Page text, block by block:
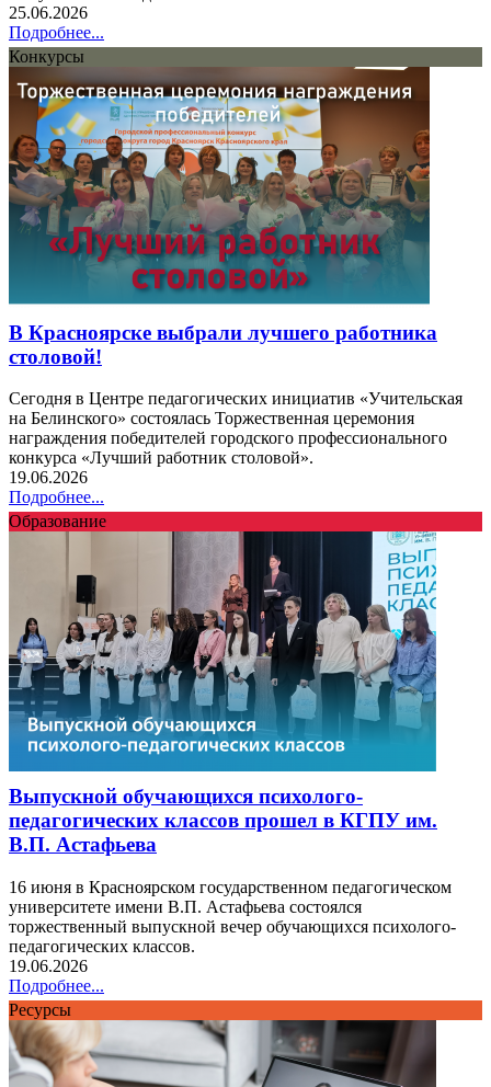
25.06.2026
Подробнее...
Конкурсы
В Красноярске выбрали лучшего работника
столовой!
Сегодня в Центре педагогических инициатив «Учительская
на Белинского» состоялась Торжественная церемония
награждения победителей городского профессионального
конкурса «Лучший работник столовой».
19.06.2026
Подробнее...
Образование
Выпускной обучающихся психолого-
педагогических классов прошел в КГПУ им.
В.П. Астафьева
16 июня в Красноярском государственном педагогическом
университете имени В.П. Астафьева состоялся
торжественный выпускной вечер обучающихся психолого-
педагогических классов.
19.06.2026
Подробнее...
Ресурсы